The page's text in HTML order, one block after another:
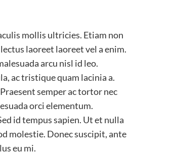
mollis ultricies. Etiam non
laoreet laoreet vel a enim.
arcu nisl id leo.
ac tristique quam lacinia a.
semper ac tortor nec
orci elementum.
id tempus sapien. Ut et nulla
molestie. Donec suscipit, ante
eu mi.